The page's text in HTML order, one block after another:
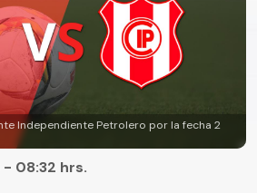
Independiente Petrolero por la fecha 2
- 08:32 hrs.